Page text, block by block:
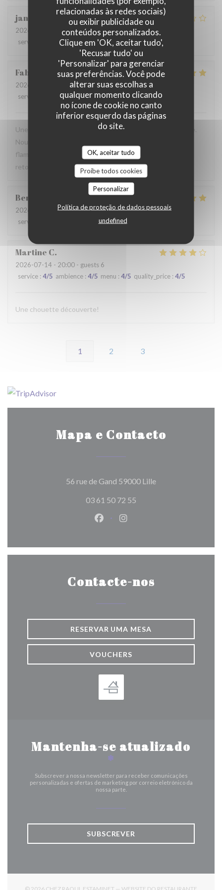
relacionadas às redes sociais)
ou exibir publicidade ou
conteúdos personalizados.
Clique em 'OK, aceitar tudo',
'Recusar tudo' ou
'Personalizar' para gerenciar
suas preferências. Você pode
alterar suas escolhas a
qualquer momento clicando
no ícone de cookie no canto
inferior esquerdo das páginas
do site.
OK, aceitar tudo
Proíbe todos cookies
Personalizar
Política de proteção de dados pessoais
undefined
jan
2026-07-28
- 19:30 - guests 2
service
ambience :3/5 menu:3/5 quality_price
Fabrice
2026-07-19
- 12:00 - guests 3
service
ambience:5/5 menu:4/5 quality_price
Une table sympathique avec son atmosphère authentique.
Nous avons apprécié notre déjeuner (moule, carbonade,
flamiche au maroilles, etc) et le service. Pourquoi pas y
retourner lors d'un prochaine passage à Lilles.
Benjamin
2026-07-19
- 12:30 - guests 2
service
menu:5/5
Martine C
2026-07-14 - 20:00 - guests 6
service : 4/5 ambience : 4/5 menu : 4/5 quality_price : 4/5
Une chouette découverte!
1 2 3
Mapa e Contacto
56 rue de Gand 59000 Lille((abre numa nova
03 61 50 72 55
Facebook ((abre numa nova
Instagram ((abre numa
Contacte-nos
RESERVAR UMA MESA
VOUCHERS
Mantenha-se atualizado
*
Subscrever a nossa newsletter para receber comunicações
personalizadas e ofertas de marketing por correio eletrónico da
nossa parte.
SUBSCREVER